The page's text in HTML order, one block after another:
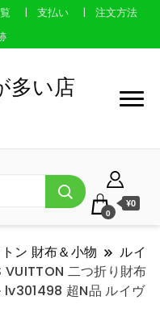
支払い
注文方法
多い店
0
¥0
ン 財布＆小物
ルイ
VUITTON 二つ折り財布
lv301498 超N品 ルイヴ